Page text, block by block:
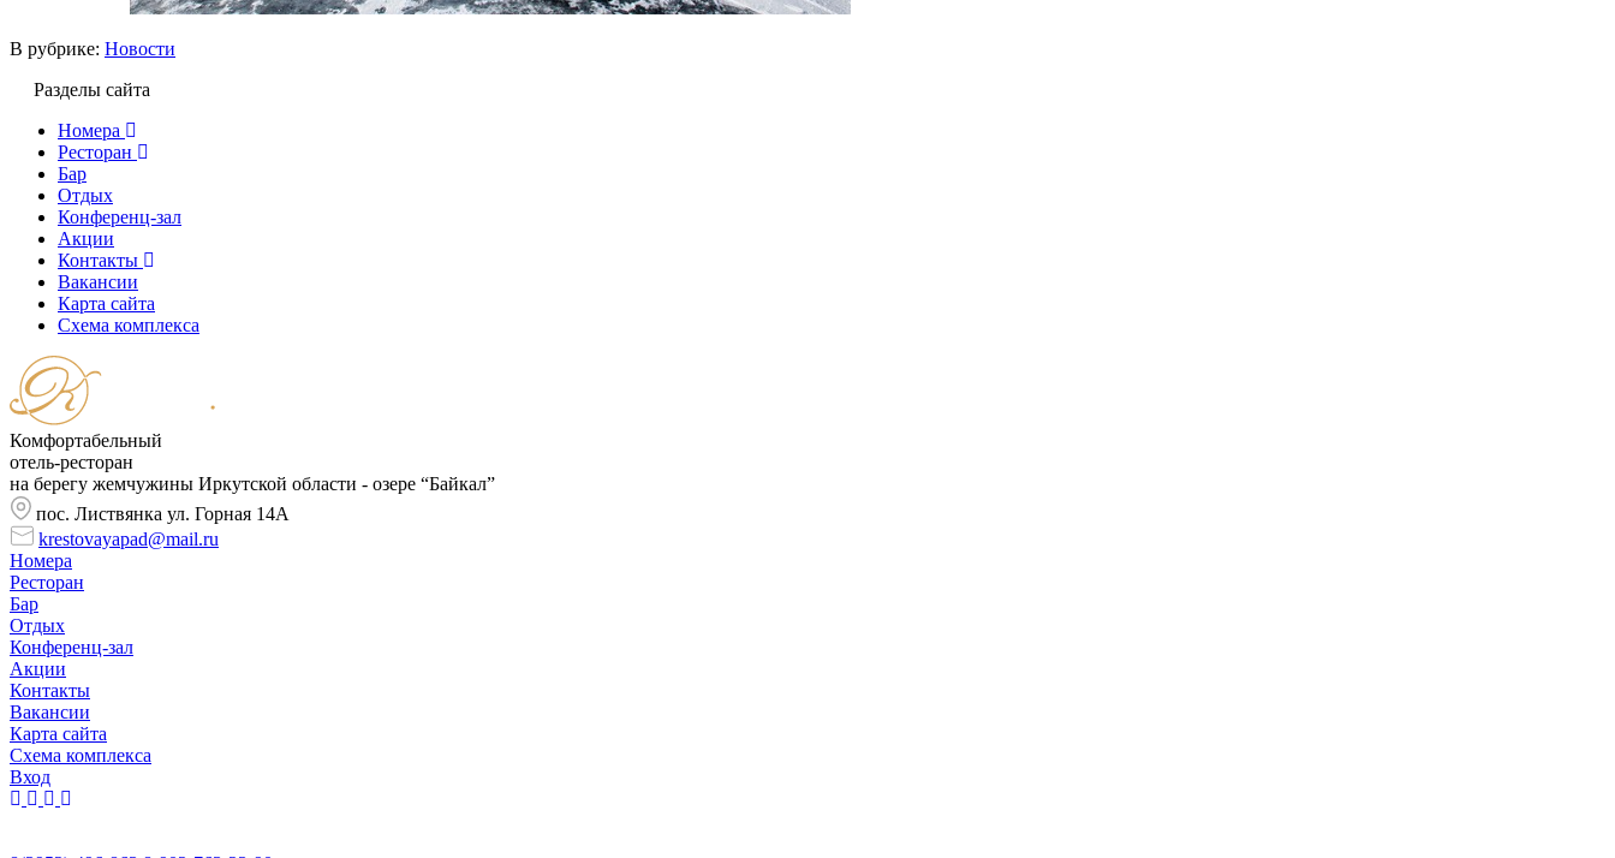
В рубрике: Новости
Разделы сайта
Номера
Ресторан
Бар
Отдых
Конференц-зал
Акции
Контакты
Вакансии
Карта сайта
Cхема комплекса
Комфортабельный
отель-ресторан
на берегу жемчужины Иркутской области - озере “Байкал”
пос. Листвянка ул. Горная 14А
krestovayapad@mail.ru
Номера
Ресторан
Бар
Отдых
Конференц-зал
Акции
Контакты
Вакансии
Карта сайта
Cхема комплекса
Вход